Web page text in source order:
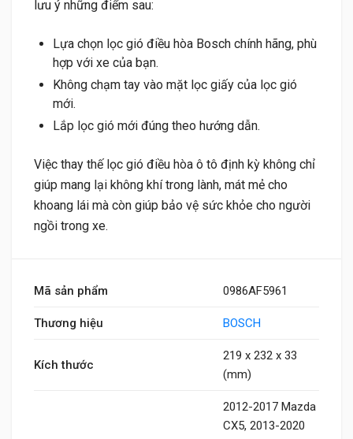
lưu ý những điểm sau:
Lựa chọn lọc gió điều hòa Bosch chính hãng, phù
hợp với xe của bạn.
Không chạm tay vào mặt lọc giấy của lọc gió
mới.
Lắp lọc gió mới đúng theo hướng dẫn.
Việc thay thế lọc gió điều hòa ô tô định kỳ không chỉ
giúp mang lại không khí trong lành, mát mẻ cho
khoang lái mà còn giúp bảo vệ sức khỏe cho người
ngồi trong xe.
Mã sản phẩm 0986AF5961
Thương hiệu BOSCH
Kích thước
219 x 232 x 33
(mm)
2012-2017 Mazda
CX5, 2013-2020